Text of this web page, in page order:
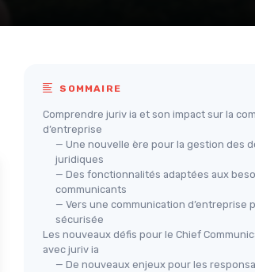
SOMMAIRE
Comprendre juriv ia et son impact sur la
d’entreprise
— Une nouvelle ère pour la gestion des
juridiques
— Des fonctionnalités adaptées aux
communicants
— Vers une communication d’entreprise
sécurisée
Les nouveaux défis pour le Chief
avec juriv ia
— De nouveaux enjeux pour les